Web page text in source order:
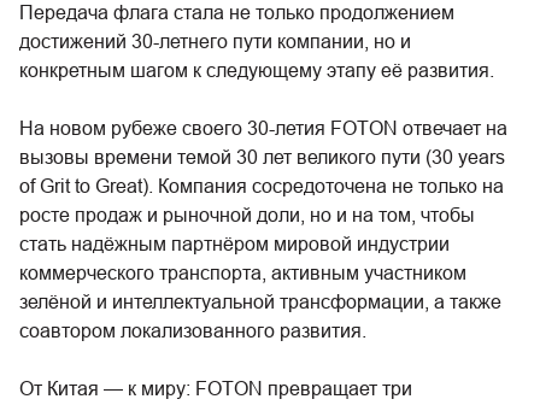
Передача флага стала не только продолжением
достижений 30-летнего пути компании, но и
конкретным шагом к следующему этапу её развития.
На новом рубеже своего 30-летия FOTON отвечает на
вызовы времени темой 30 лет великого пути (30 years
of Grit to Great). Компания сосредоточена не только на
росте продаж и рыночной доли, но и на том, чтобы
стать надёжным партнёром мировой индустрии
коммерческого транспорта, активным участником
зелёной и интеллектуальной трансформации, а также
соавтором локализованного развития.
От Китая — к миру: FOTON превращает три